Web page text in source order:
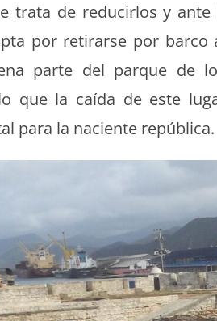
tra­ta de reducir­los y
por reti­rarse por bar­co
parte del par­que de
que la caí­da de este
para la naciente república.